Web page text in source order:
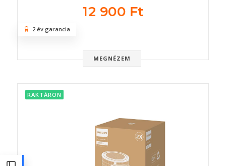
12 900 Ft
MEGNÉZEM
2 év garancia
RAKTÁRON